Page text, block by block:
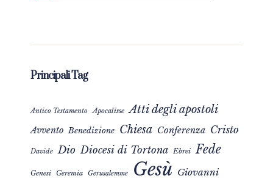
Principali Tag
Antico Testamento Apocalisse Atti degli apostoli
Avvento Benedizione Chiesa Conferenza Cristo
Davide Dio Diocesi di Tortona Ebrei Fede
Genesi Geremia Gerusalemme Gesù Giovanni